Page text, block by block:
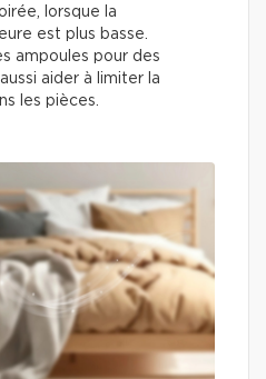
lorsque la
est plus basse.
ampoules pour des
aider à limiter la
les pièces.